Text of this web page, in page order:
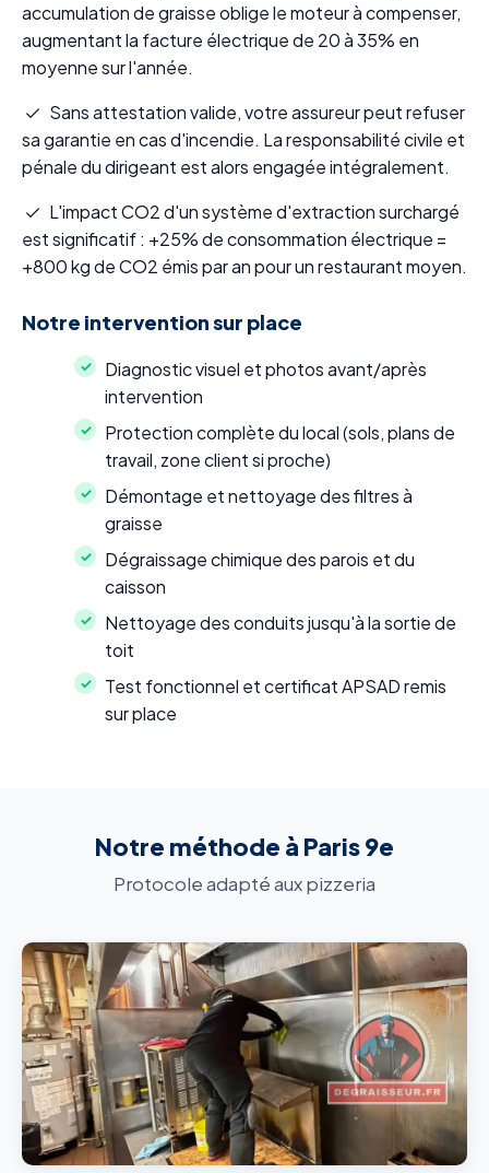
accumulation de graisse oblige le moteur à compenser,
augmentant la facture électrique de 20 à 35% en
moyenne sur l'année.
Sans attestation valide, votre assureur peut refuser
sa garantie en cas d'incendie. La responsabilité civile et
pénale du dirigeant est alors engagée intégralement.
L'impact CO2 d'un système d'extraction surchargé
est significatif : +25% de consommation électrique =
+800 kg de CO2 émis par an pour un restaurant moyen.
Notre intervention sur place
Diagnostic visuel et photos avant/après
intervention
Protection complète du local (sols, plans de
travail, zone client si proche)
Démontage et nettoyage des filtres à
graisse
Dégraissage chimique des parois et du
caisson
Nettoyage des conduits jusqu'à la sortie de
toit
Test fonctionnel et certificat APSAD remis
sur place
Notre méthode à Paris 9e
Protocole adapté aux pizzeria